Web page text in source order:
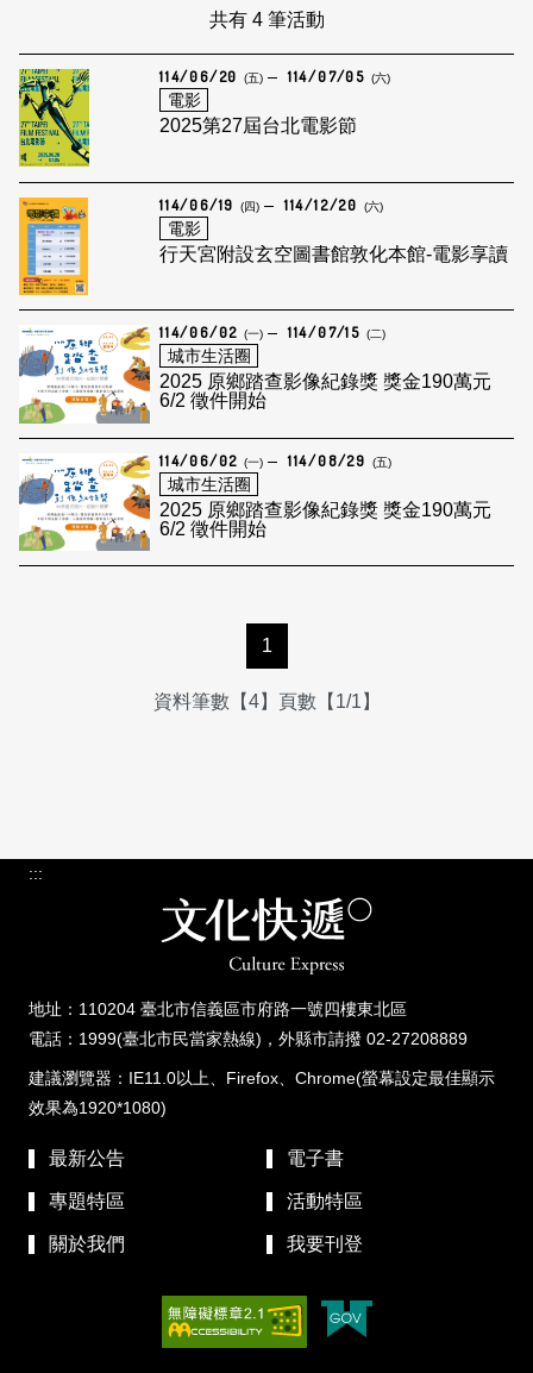
共有 4 筆活動
114/06/20 (五) 114/07/05 (六)
電影
2025第27屆台北電影節
114/06/19 (四) 114/12/20 (六)
電影
行天宮附設玄空圖書館敦化本館-電影享讀
114/06/02 (一) 114/07/15 (二)
城市生活圈
2025 原鄉踏查影像紀錄獎 獎金190萬元
6/2 徵件開始
114/06/02 (一) 114/08/29 (五)
城市生活圈
2025 原鄉踏查影像紀錄獎 獎金190萬元
6/2 徵件開始
1
資料筆數【4】頁數【1/1】
:::
地址：110204 臺北市信義區市府路一號四樓東北區
電話：1999(臺北市民當家熱線)，外縣市請撥 02-27208889
建議瀏覽器：IE11.0以上、Firefox、Chrome(螢幕設定最佳顯示
效果為1920*1080)
最新公告 電子書
專題特區 活動特區
關於我們 我要刊登